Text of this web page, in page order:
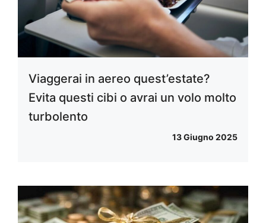
Viaggerai in aereo quest’estate?
Evita questi cibi o avrai un volo molto
turbolento
13 Giugno 2025